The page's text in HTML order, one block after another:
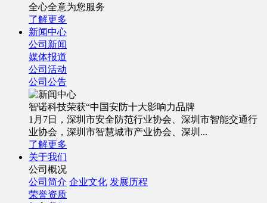
全心全意为您服务
了解更多
新闻中心
公司新闻
媒体报道
公司活动
公司公告
智诺科技荣获“中国安防十大影响力品牌
1月7日，深圳市安全防范行业协会、深圳市智能交通行
业协会，深圳市智慧城市产业协会、深圳...
了解更多
关于我们
公司概况
公司简介 企业文化 发展历程
荣誉资质